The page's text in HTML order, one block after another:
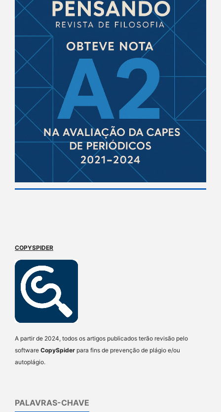
COPYSPIDER
A partir de 2024, todos os artigos publicados terão revisão pelo
software CopySpider para fins de prevenção de plágio e/ou
autoplágio.
PALAVRAS-CHAVE